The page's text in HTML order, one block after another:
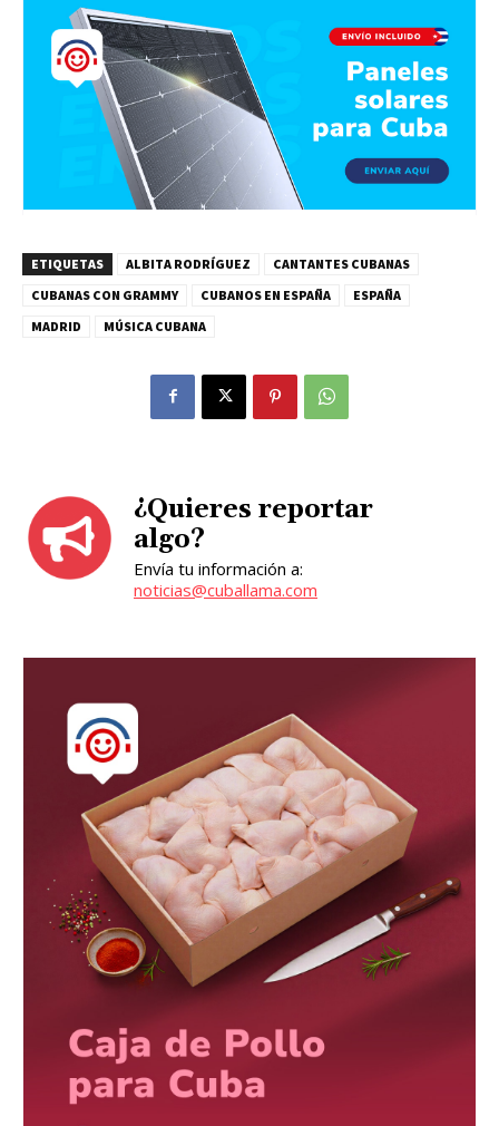
ETIQUETAS ALBITA RODRÍGUEZ
CANTANTES CUBANAS
CUBANAS CON GRAMMY
CUBANOS EN ESPAÑA
ESPAÑA
MADRID
MÚSICA CUBANA
¿Quieres reportar
algo?
Envía tu información a:
noticias@cuballama.com